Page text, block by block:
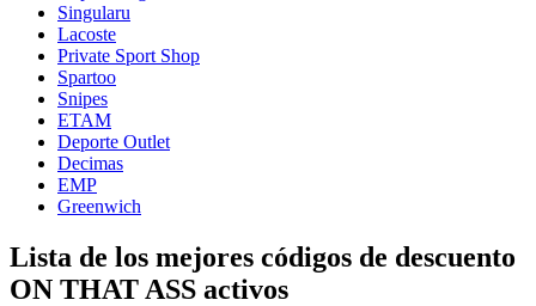
Singularu
Lacoste
Private Sport Shop
Spartoo
Snipes
ETAM
Deporte Outlet
Decimas
EMP
Greenwich
Lista de los mejores códigos de descuento
ON THAT ASS activos